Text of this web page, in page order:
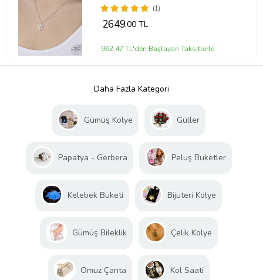
(1)
2649,00 TL
962,47 TL'den Başlayan Taksitlerle
Daha Fazla Kategori
Gümüş Kolye Güller
Papatya - Gerbera Peluş Buketler
Kelebek Buketi Bijuteri Kolye
Gümüş Bileklik Çelik Kolye
Omuz Çanta Kol Saati